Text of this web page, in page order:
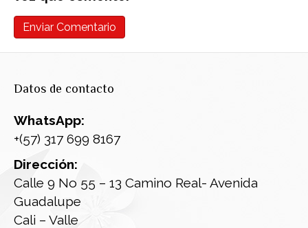
Datos de contacto
WhatsApp:
+(57) 317 699 8167
Dirección:
Calle 9 No 55 – 13 Camino Real- Avenida
Guadalupe
Cali – Valle